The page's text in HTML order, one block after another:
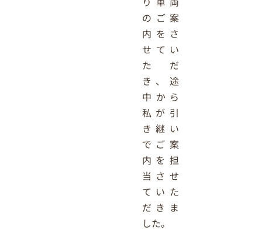
のご案
内をさ
せてい
ただ
き、途
中から
私が引
き継い
でご案
内を担
当させ
ていた
だきま
した。